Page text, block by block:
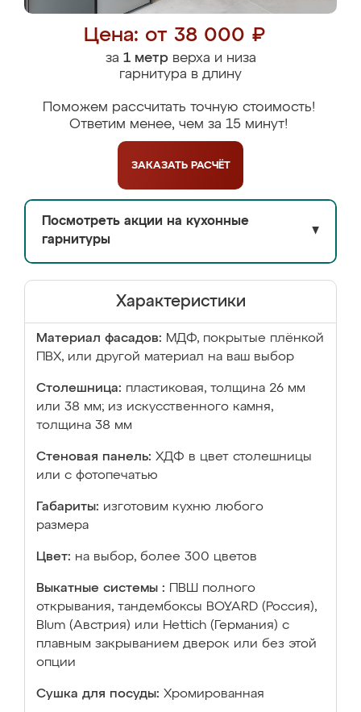
Цена: от 38 000 ₽
за 1 метрверха и низа
гарнитура в длину
Поможем рассчитать точную стоимость!
Ответим менее, чем за 15 минут!
ЗАКАЗАТЬ РАСЧЁТ
Посмотреть акции на кухонные
гарнитуры
▼
Характеристики
Материал фасадов: МДФ, покрытые плёнкой
ПВХ, или другой материал на ваш выбор
Столешница: пластиковая, толщина 26 мм
или 38 мм; из искусственного камня,
толщина 38 мм
Стеновая панель: ХДФ в цвет столешницы
или с фотопечатью
Габариты: изготовим кухню любого
размера
Цвет: на выбор, более 300 цветов
Выкатные системы :
ПВШ полного
открывания, тандембоксы BOYARD (Россия),
Blum (Австрия) или Hettich (Германия) с
плавным закрыванием дверок или без этой
опции
Сушка для посуды: Хромированная